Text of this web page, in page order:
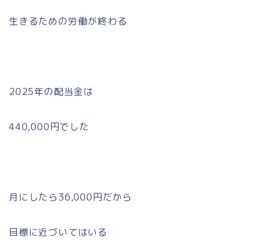
生きるための労働が終わる
2025年の配当金は
440,000円でした
月にしたら36,000円だから
目標に近づいてはいる